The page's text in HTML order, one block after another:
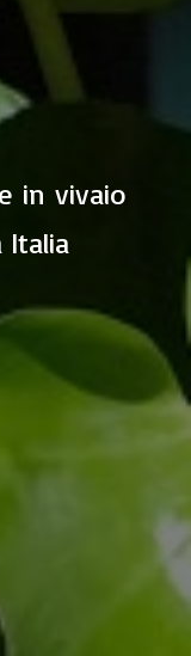
in vivaio